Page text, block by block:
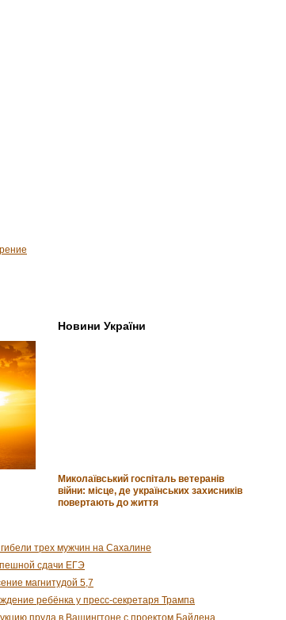
Новини України
Миколаївський госпіталь ветеранів
війни: місце, де українських захисників
повертають до життя
трех мужчин на Сахалине
сдачи ЕГЭ
магнитудой 5,7
ребёнка у пресс-секретаря Трампа
пруда в Вашингтоне с проектом Байдена